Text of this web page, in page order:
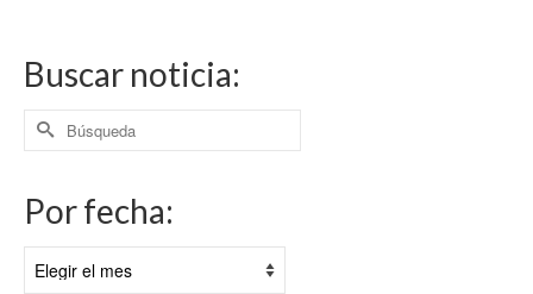
Buscar noticia:
Buscar
por:
Por fecha:
fecha: